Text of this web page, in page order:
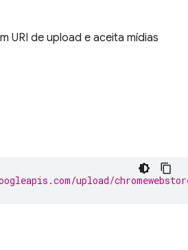
URI de upload e aceita mídias
upload/